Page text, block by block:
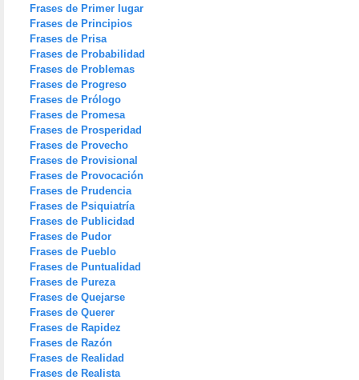
Frases de Primer lugar
Frases de Principios
Frases de Prisa
Frases de Probabilidad
Frases de Problemas
Frases de Progreso
Frases de Prólogo
Frases de Promesa
Frases de Prosperidad
Frases de Provecho
Frases de Provisional
Frases de Provocación
Frases de Prudencia
Frases de Psiquiatría
Frases de Publicidad
Frases de Pudor
Frases de Pueblo
Frases de Puntualidad
Frases de Pureza
Frases de Quejarse
Frases de Querer
Frases de Rapidez
Frases de Razón
Frases de Realidad
Frases de Realista